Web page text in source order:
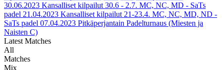
30.06.2023 Kansalliset kilpailut 30.6 - 2.7. MC, NC, MD - SaTs
padel 21.04.2023 Kansalliset kilpailut 21-23.4. MC, NC, MD, ND -
SaTs padel 07.04.2023 Pitkäperjantain Padelturnaus (Miesten ja
Naisten C)
Latest Matches
All
Matches
Mix